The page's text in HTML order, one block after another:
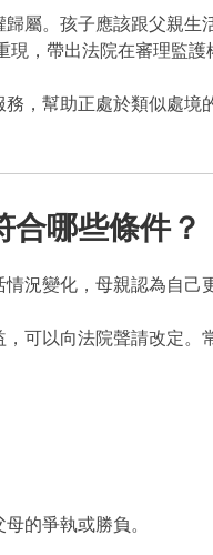
屬。孩子應該跟父親
，帶出法院在審理監
，幫助正處於類似處境
合哪些條件？
況變化，母親認為自己
可以向法院聲請改定。
的爭執或勝負。